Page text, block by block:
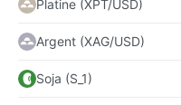
Platine (XPT/USD)
Argent (XAG/USD)
Soja (S_1)